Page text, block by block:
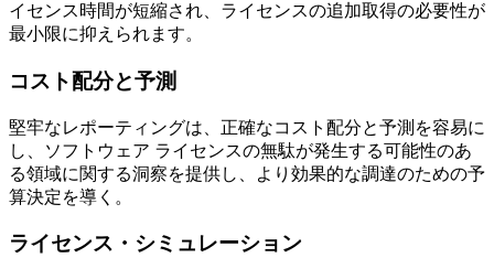
イセンス時間が短縮され、ライセンスの追加取得の必要性が
最小限に抑えられます。
コスト配分と予測
堅牢なレポーティングは、正確なコスト配分と予測を容易に
し、ソフトウェア ライセンスの無駄が発生する可能性のあ
る領域に関する洞察を提供し、より効果的な調達のための予
算決定を導く。
ライセンス・シミュレーション